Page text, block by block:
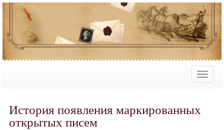
История появления маркированных
открытых писем